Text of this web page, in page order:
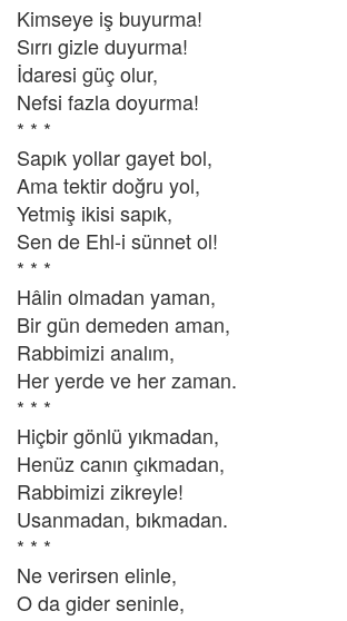
Kimseye iş buyurma!
Sırrı gizle duyurma!
İdaresi güç olur,
Nefsi fazla doyurma!
* * *
Sapık yollar gayet bol,
Ama tektir doğru yol,
Yetmiş ikisi sapık,
Sen de Ehl-i sünnet ol!
* * *
Hâlin olmadan yaman,
Bir gün demeden aman,
Rabbimizi analım,
Her yerde ve her zaman.
* * *
Hiçbir gönlü yıkmadan,
Henüz canın çıkmadan,
Rabbimizi zikreyle!
Usanmadan, bıkmadan.
* * *
Ne verirsen elinle,
O da gider seninle,